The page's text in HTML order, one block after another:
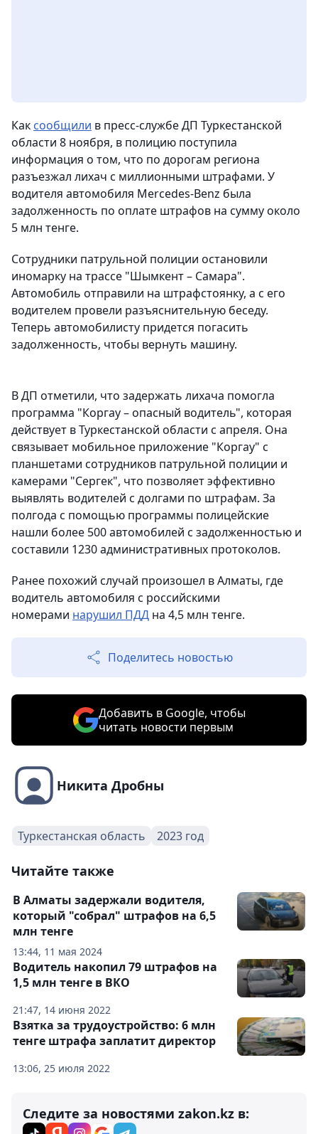
Как сообщили в пресс-службе ДП Туркестанской
области 8 ноября, в полицию поступила
информация о том, что по дорогам региона
разъезжал лихач с миллионными штрафами. У
водителя автомобиля Mercedes-Benz была
задолженность по оплате штрафов на сумму около
5 млн тенге.
Сотрудники патрульной полиции остановили
иномарку на трассе "Шымкент – Самара".
Автомобиль отправили на штрафстоянку, а с его
водителем провели разъяснительную беседу.
Теперь автомобилисту придется погасить
задолженность, чтобы вернуть машину.
В ДП отметили, что задержать лихача помогла
программа "Коргау – опасный водитель", которая
действует в Туркестанской области с апреля. Она
связывает мобильное приложение "Коргау" с
планшетами сотрудников патрульной полиции и
камерами "Сергек", что позволяет эффективно
выявлять водителей с долгами по штрафам. За
полгода с помощью программы полицейские
нашли более 500 автомобилей с задолженностью и
составили 1230 административных протоколов.
Ранее похожий случай произошел в Алматы, где
водитель автомобиля с российскими
номерами нарушил ПДД на 4,5 млн тенге.
Поделитесь новостью
Добавить в Google, чтобы
читать новости первым
Никита Дробны
Туркестанская область 2023 год
Читайте также
13:44, 11 мая 2024
В Алматы задержали водителя,
который "собрал" штрафов на 6,5
млн тенге
21:47, 14 июня 2022
Водитель накопил 79 штрафов на
1,5 млн тенге в ВКО
13:06, 25 июля 2022
Взятка за трудоустройство: 6 млн
тенге штрафа заплатит директор
Следите за новостями zakon.kz в: